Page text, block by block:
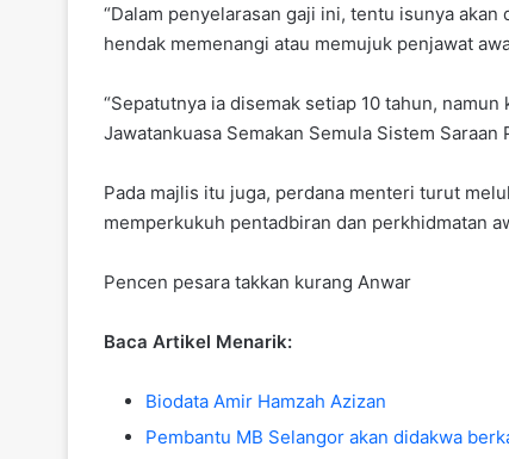
“Dalam penyelarasan gaji ini, tentu isunya
hendak memenangi atau memujuk penjawat
“Sepatutnya ia disemak setiap 10 tahun,
Jawatankuasa Semakan Semula Sistem
Pada majlis itu juga, perdana menteri turut
memperkukuh pentadbiran dan perkhidmatan
Pencen pesara takkan kurang Anwar
Baca Artikel Menarik:
Biodata Amir Hamzah Azizan
Pembantu MB Selangor akan didakwa